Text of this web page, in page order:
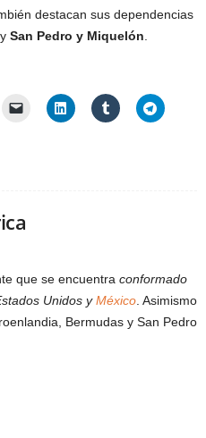
destacan sus dependencias
, y San Pedro y Miquelón
que se encuentra conformado
Unidos yMéxico . Asimismo
Bermudas y San Pedro